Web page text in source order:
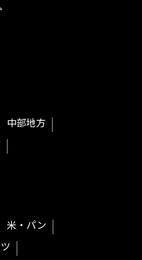
中部地方
米・パン